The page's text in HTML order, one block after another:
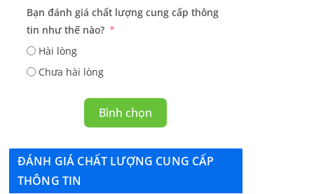
Bạn đánh giá chất lượng cung cấp thông
tin như thế nào?
Hài lòng
Chưa hài lòng
Bình chọn
ĐÁNH GIÁ CHẤT LƯỢNG CUNG CẤP
THÔNG TIN